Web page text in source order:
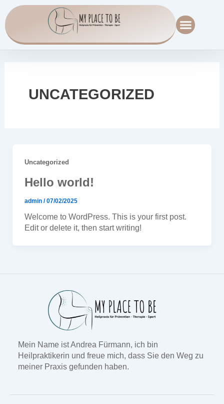
Inhalt
springen
UNCATEGORIZED
Uncategorized
Hello world!
admin /07/02/2025
Welcome to WordPress. This is your first post.
Edit or delete it, then start writing!
Mein Name ist Andrea Fürmann, ich bin
Heilpraktikerin und freue mich, dass Sie den Weg zu
meiner Praxis gefunden haben.